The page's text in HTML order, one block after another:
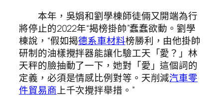
本年，吳娟和劉學棟師徒倆又開端為行
將停止的2022年“揭榜掛帥”蠢蠢欲動。劉學
棟說，“假如揭德系車材料榜勝利，由他掛帥
研制的油樣攪拌器能讓化驗工天「愛？」林
天秤的臉抽動了一下，她對「愛」這個詞的
定義，必須是情感比例對等。天削減汽車零
件貿易商上千次攪拌舉措。”